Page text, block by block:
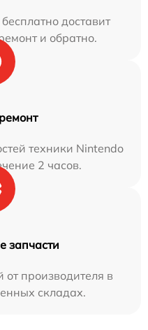
доставит
и обратно.
техники Nintendo
2 часов.
запчасти
от производителя в
складах.